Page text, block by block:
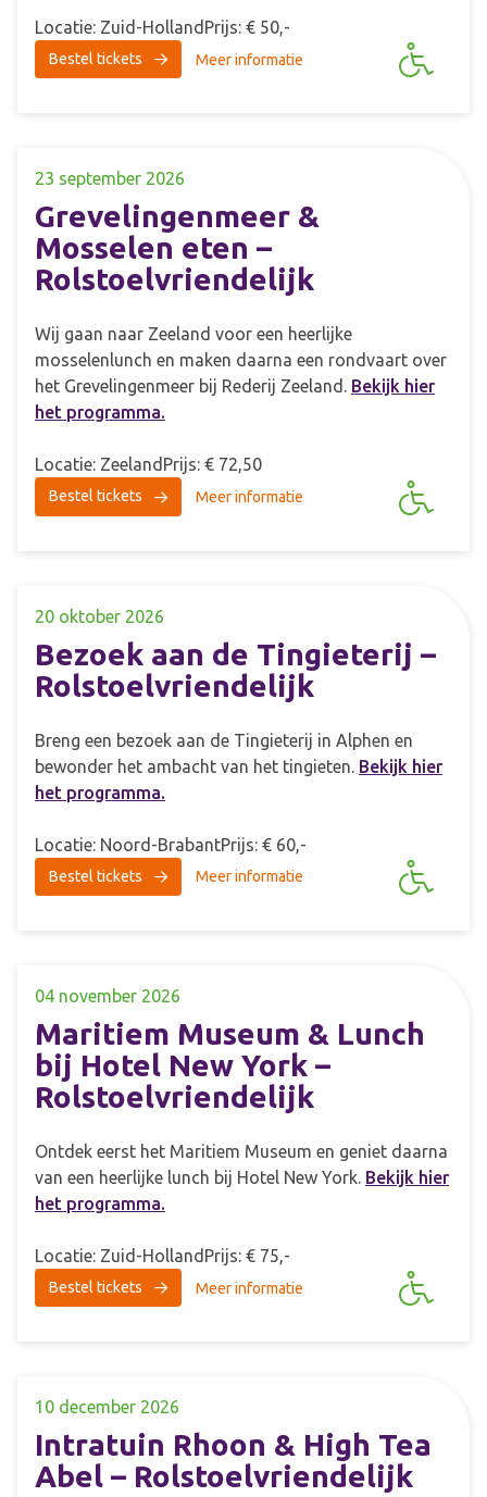
Locatie: Zuid-Holland Prijs: € 50,-
Bestel tickets Meer informatie
23 september 2026
Grevelingenmeer &
Mosselen eten –
Rolstoelvriendelijk
Wij gaan naar Zeeland voor een heerlijke
mosselenlunch en maken daarna een rondvaart over
het Grevelingenmeer bij Rederij Zeeland. Bekijk hier
het programma.
Locatie: Zeeland Prijs: € 72,50
Bestel tickets Meer informatie
20 oktober 2026
Bezoek aan de Tingieterij –
Rolstoelvriendelijk
Breng een bezoek aan de Tingieterij in Alphen en
bewonder het ambacht van het tingieten. Bekijk hier
het programma.
Locatie: Noord-BrabantPrijs: € 60,-
Bestel tickets Meer informatie
04 november 2026
Maritiem Museum & Lunch
bij Hotel New York –
Rolstoelvriendelijk
Ontdek eerst het Maritiem Museum en geniet daarna
van een heerlijke lunch bij Hotel New York. Bekijk hier
het programma.
Locatie: Zuid-Holland Prijs: € 75,-
Bestel tickets Meer informatie
10 december 2026
Intratuin Rhoon & High Tea
Abel – Rolstoelvriendelijk